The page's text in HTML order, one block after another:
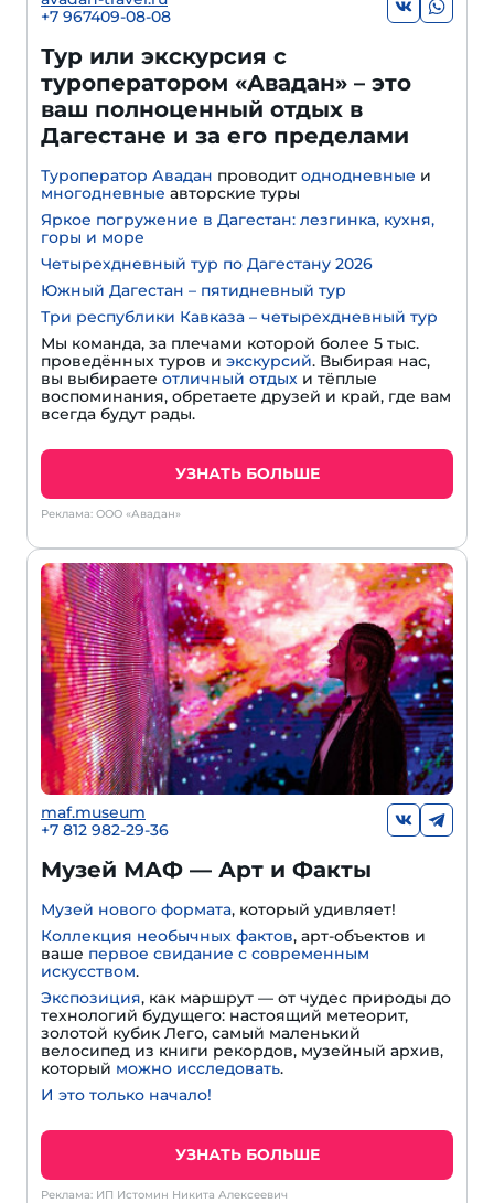
+7 967409-08-08
Тур или экскурсия с
туроператором «Авадан» – это
ваш полноценный отдых в
Дагестане и за его пределами
Туроператор Авадан проводит однодневные и
многодневные авторские туры
Яркое погружение в Дагестан: лезгинка, кухня,
горы и море
Четырехдневный тур по Дагестану 2026
Южный Дагестан – пятидневный тур
Три республики Кавказа – четырехдневный тур
Мы команда, за плечами которой более 5 тыс.
проведённых туров и экскурсий. Выбирая нас,
вы выбираете отличный отдых и тёплые
воспоминания, обретаете друзей и край, где вам
всегда будут рады.
УЗНАТЬ БОЛЬШЕ
Реклама: ООО «Авадан»
maf.museum
+7 812 982-29-36
Музей МАФ — Арт и Факты
Музей нового формата, который удивляет!
Коллекция необычных фактов, арт-объектов и
ваше первое свидание с современным
искусством.
Экспозиция, как маршрут — от чудес природы до
технологий будущего: настоящий метеорит,
золотой кубик Лего, самый маленький
велосипед из книги рекордов, музейный архив,
который можно исследовать.
И это только начало!
УЗНАТЬ БОЛЬШЕ
Реклама: ИП Истомин Никита Алексеевич